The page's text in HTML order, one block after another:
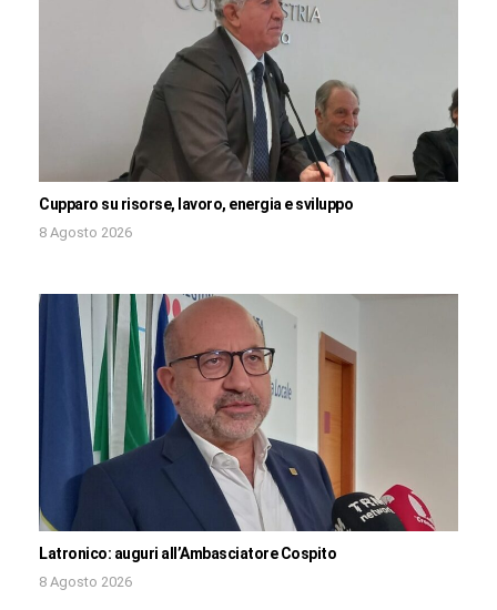
Cupparo su risorse, lavoro, energia e sviluppo
8 Agosto 2026
Latronico: auguri all’Ambasciatore Cospito
8 Agosto 2026